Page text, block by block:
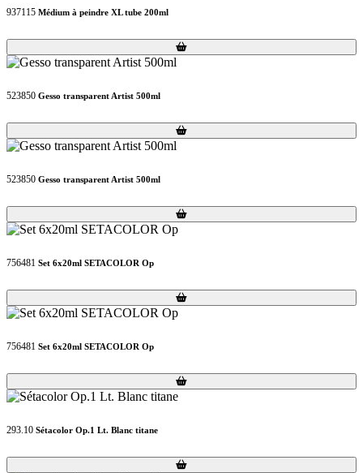
937115 Médium à peindre XL tube 200ml
Loading...
Loading...
523850 Gesso transparent Artist 500ml
Loading...
Loading...
523850 Gesso transparent Artist 500ml
Loading...
Loading...
756481 Set 6x20ml SETACOLOR Op
Loading...
Loading...
756481 Set 6x20ml SETACOLOR Op
Loading...
Loading...
293.10 Sétacolor Op.1 Lt. Blanc titane
Loading...
Loading...